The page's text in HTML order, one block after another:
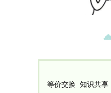
等价交换 知识共享